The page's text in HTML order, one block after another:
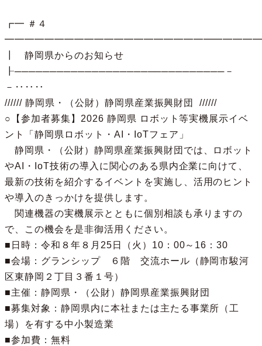
┏━ ＃４
┃　静岡県からのお知らせ
┠──────────────────────────────－
－‥‥‥
////// 静岡県・（公財）静岡県産業振興財団  //////
○【参加者募集】2026 静岡県 ロボット等実機展示イベ
ント「静岡県ロボット・AI・IoTフェア」
静岡県・（公財）静岡県産業振興財団では、ロボット
やAI・IoT技術の導入に関心のある県内企業に向けて、
最新の技術を紹介するイベントを実施し、活用のヒント
や導入のきっかけを提供します。
関連機器の実機展示とともに個別相談も承りますの
で、この機会を是非御活用ください。
■日時：令和８年８月25日（火）10：00～16：30
■会場：グランシップ　６階　交流ホール（静岡市駿河
区東静岡２丁目３番１号）
■主催：静岡県・（公財）静岡県産業振興財団
■募集対象：静岡県内に本社または主たる事業所（工
場）を有する中小製造業
■参加費：無料